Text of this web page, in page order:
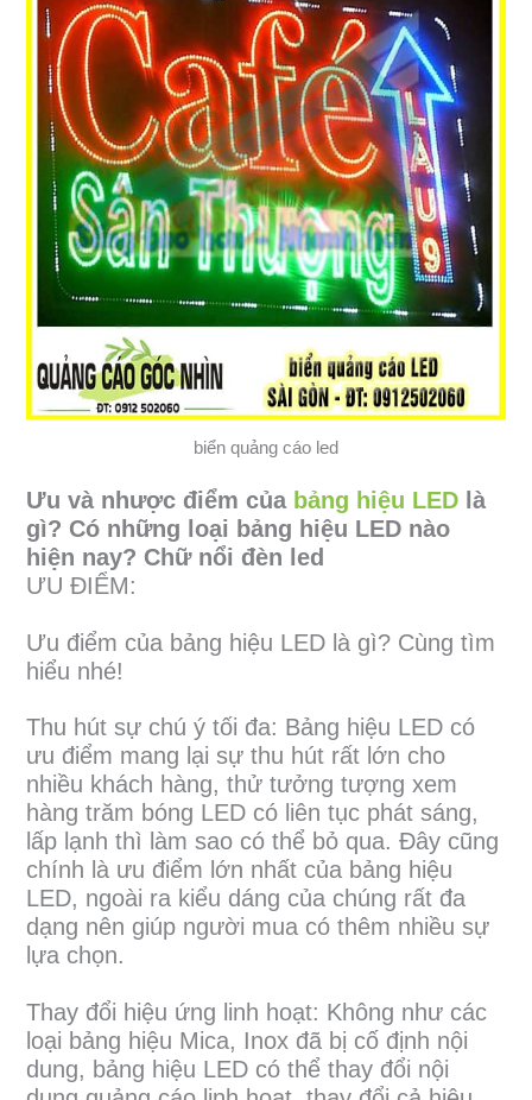
biển quảng cáo led
Ưu và nhược điểm của bảng hiệu LED là
gì? Có những loại bảng hiệu LED nào
hiện nay? Chữ nổi đèn led
ƯU ĐIỂM:
Ưu điểm của bảng hiệu LED là gì? Cùng tìm
hiểu nhé!
Thu hút sự chú ý tối đa: Bảng hiệu LED có
ưu điểm mang lại sự thu hút rất lớn cho
nhiều khách hàng, thử tưởng tượng xem
hàng trăm bóng LED có liên tục phát sáng,
lấp lạnh thì làm sao có thể bỏ qua. Đây cũng
chính là ưu điểm lớn nhất của bảng hiệu
LED, ngoài ra kiểu dáng của chúng rất đa
dạng nên giúp người mua có thêm nhiều sự
lựa chọn.
Thay đổi hiệu ứng linh hoạt: Không như các
loại bảng hiệu Mica, Inox đã bị cố định nội
dung, bảng hiệu LED có thể thay đổi nội